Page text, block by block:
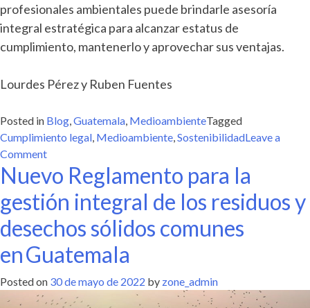
profesionales ambientales puede brindarle asesoría
integral estratégica para alcanzar estatus de
cumplimiento, mantenerlo y aprovechar sus ventajas.
Lourdes Pérez y Ruben Fuentes
Posted in Blog,Guatemala, MedioambienteTagged
Cumplimiento legal, Medioambiente,SostenibilidadLeave a
Commenton
GUATEMALA:
COMPLIANCE
AMBIENTAL
EMPRESARIAL
Nuevo Reglamento para la
gestión integral de los residuos y
desechos sólidos comunes
en Guatemala
Posted on 30 de mayo de 2022 by zone_admin